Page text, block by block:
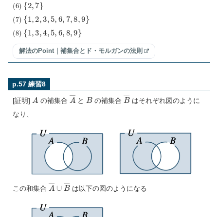
(7) {1 2 3 5, 6, ,8 ,9 }
(8) {1 3 4 5, 6, ,9 }
解法のPoint｜補集合とド・モルガンの法則
p.57 練習8
[証明] A の補集合 A―と Bの補集合 B―
はそれぞれ図のように
なり、
この和集合 A― ∪B ―
は以下の図のようになる